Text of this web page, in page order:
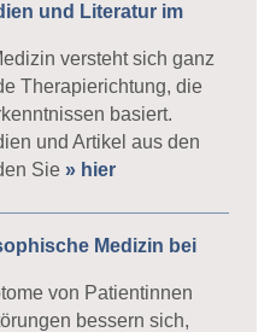
und Literatur im
versteht sich ganz
Therapierichtung, die
basiert.
und Artikel aus den
Sie » hier
Medizin bei
von Patientinnen
bessern sich,